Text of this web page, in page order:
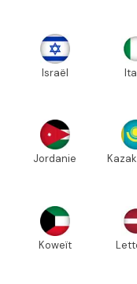
Israël
Jordanie
Koweït